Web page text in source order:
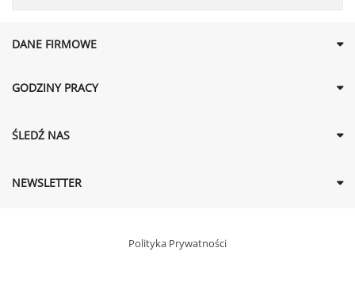
DANE FIRMOWE
GODZINY PRACY
ŚLEDŹ NAS
NEWSLETTER
Polityka Prywatności